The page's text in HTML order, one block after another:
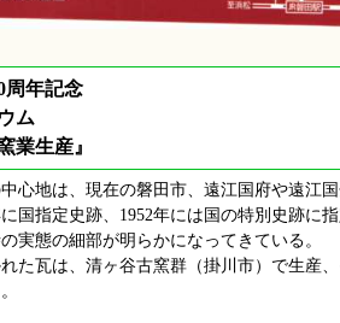
周年記念
ム
業生産』
心地は、現在の磐田市、遠江国府や遠江
国指定史跡、1952年には国の特別史跡に指
実態の細部が明らかになってきている。
た瓦は、清ヶ谷古窯群（掛川市）で生産